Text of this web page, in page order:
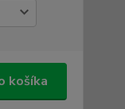
košíka